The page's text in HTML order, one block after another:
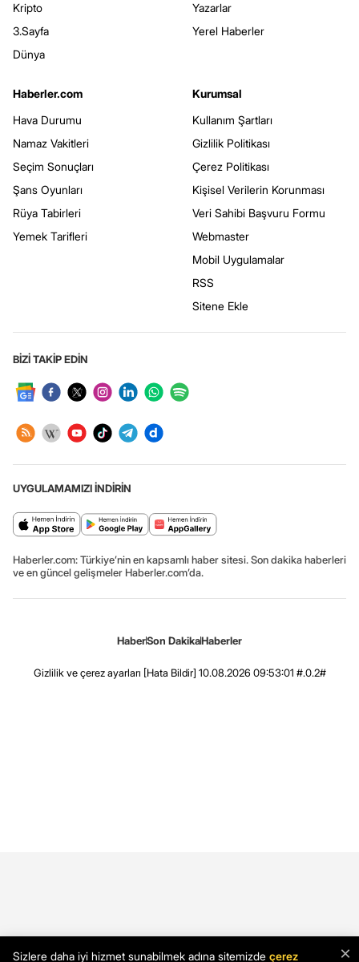
Kripto
3.Sayfa
Dünya
Yazarlar
Yerel Haberler
Haberler.com
Hava Durumu
Namaz Vakitleri
Seçim Sonuçları
Şans Oyunları
Rüya Tabirleri
Yemek Tarifleri
Kurumsal
Kullanım Şartları
Gizlilik Politikası
Çerez Politikası
Kişisel Verilerin Korunması
Veri Sahibi Başvuru Formu
Webmaster
Mobil Uygulamalar
RSS
Sitene Ekle
BİZİ TAKİP EDİN
UYGULAMAMIZI İNDİRİN
Haberler.com: Türkiye’nin en kapsamlı haber sitesi. Son dakika haberleri
ve en güncel gelişmeler Haberler.com’da.
HaberSon DakikaHaberler
Gizlilik ve çerez ayarları [Hata Bildir] 10.08.2026 09:53:01 #.0.2#
×
Sizlere daha iyi hizmet sunabilmek adına sitemizde çerez